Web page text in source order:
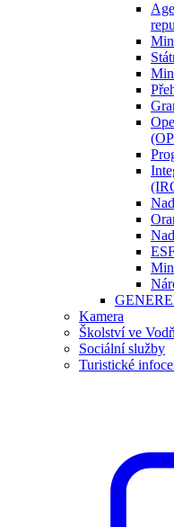
Kamera
Školství ve
Sociální služby
Turistické